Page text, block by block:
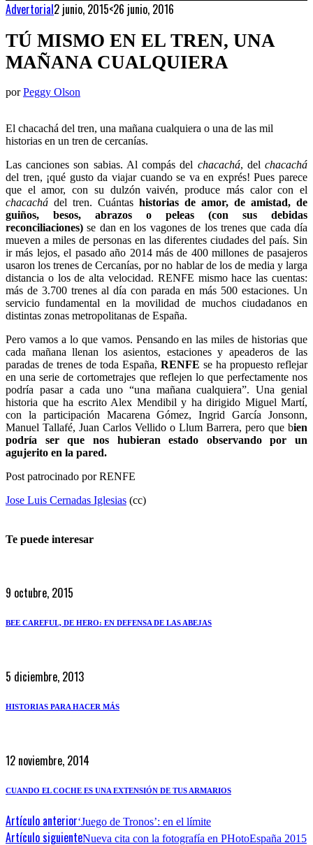
Advertorial2 junio, 2015<26 junio, 2016
TÚ MISMO EN EL TREN, UNA
MAÑANA CUALQUIERA
por Peggy Olson
El chacachá del tren, una mañana cualquiera o una de las mil
historias en un tren de cercanías.
Las canciones son sabias. Al compás del chacachá, delchacachá
del tren, ¡qué gusto da viajar cuando se va en exprés! Pues parece
que el amor, con su dulzón vaivén, produce más calor con el
chacachá del tren. Cuántas historias de amor, de amistad, de
guiños, besos, abrazos o peleas (con sus debidas
reconciliaciones) se dan en los vagones de los trenes que cada día
mueven a miles de personas en las diferentes ciudades del país. Sin
ir más lejos, el pasado año 2014 más de 400 millones de pasajeros
usaron los trenes de Cercanías, por no hablar de los de media y larga
distancia o los de alta velocidad. RENFE mismo hace las cuentas:
más de 3.700 trenes al día con parada en más 500 estaciones. Un
servicio fundamental en la movilidad de muchos ciudadanos en
distintas zonas metropolitanas de España.
Pero vamos a lo que vamos. Pensando en las miles de historias que
cada mañana llenan los asientos, estaciones y apeaderos de las
paradas de trenes de toda España, RENFE se ha propuesto reflejar
en una serie de cortometrajes que reflejen lo que perfectamente nos
podría pasar a cada uno “una mañana cualquiera”. Una genial
historia que ha escrito Alex Mendibil y ha dirigido Miguel Martí,
con la participación Macarena Gómez, Ingrid García Jonsonn,
Manuel Tallafé, Juan Carlos Vellido o Llum Barrera, pero que bien
podría ser que nos hubieran estado observando por un
agujerito en la pared.
Post patrocinado por RENFE
Jose Luis Cernadas Iglesias (cc)
Te puede interesar
9 octubre, 2015
BEE CAREFUL, DE HERO: EN DEFENSA DE LAS ABEJAS
5 diciembre, 2013
HISTORIAS PARA HACER MÁS
12 noviembre, 2014
CUANDO EL COCHE ES UNA EXTENSIÓN DE TUS ARMARIOS
Artículo anterior‘Juego de Tronos’: en el límite
Artículo siguienteNueva cita con la fotografía en PHotoEspaña 2015